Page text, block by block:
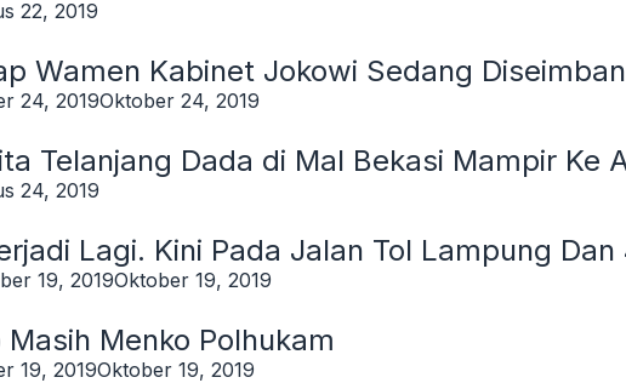
22, 2019
Wamen Kabinet Jokowi Sedang
24, 2019Oktober 24, 2019
Telanjang Dada di Mal Bekasi Mampir Ke
24, 2019
Lagi. Kini Pada Jalan Tol Lampung
19, 2019Oktober 19, 2019
Menko Polhukam
19, 2019Oktober 19, 2019